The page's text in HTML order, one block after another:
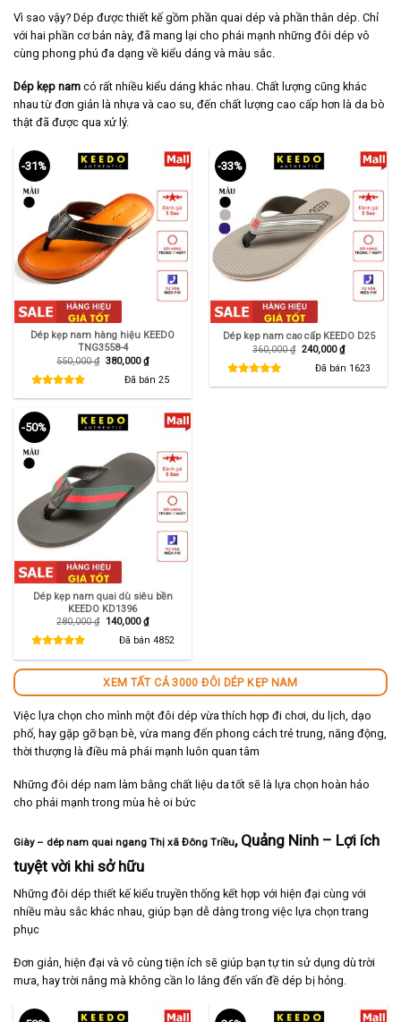
Vì sao vậy? Dép được thiết kế gồm phần quai dép và phần thân dép. Chỉ
với hai phần cơ bản này, đã mang lại cho phái mạnh những đôi dép vô
cùng phong phú đa dạng về kiểu dáng và màu sắc.
Dép kẹp nam có rất nhiều kiểu dáng khác nhau. Chất lượng cũng khác
nhau từ đơn giản là nhựa và cao su, đến chất lượng cao cấp hơn là da bò
thật đã được qua xử lý.
-31%
Dép kẹp nam hàng hiệu KEEDO
TNG3558-4
550,000₫ Giá
550,000 ₫.
380,000₫Giá
hiện
tại
là:
Đã bán 25
-33%
Dép kẹp nam cao cấp KEEDO D25
360,000₫ Giá
360,000 ₫.
240,000₫Giá
hiện
tại
là:
Đã bán 1623
-50%
Dép kẹp nam quai dù siêu bền
KEEDO KD1396
280,000₫ Giá
140,000₫Giá
hiện
tại
Đã bán 4852
XEM TẤT CẢ 3000 ĐÔI DÉP KẸP NAM
Việc lựa chọn cho mình một đôi dép vừa thích hợp đi chơi, du lịch, dạo
phố, hay gặp gỡ bạn bè, vừa mang đến phong cách trẻ trung, năng động,
thời thượng là điều mà phái mạnh luôn quan tâm
Những đôi dép nam làm bằng chất liệu da tốt sẽ là lựa chọn hoàn hảo
cho phái mạnh trong mùa hè oi bức
Giày – dép nam quai ngang Thị xã Đông Triều, Quảng Ninh – Lợi ích
tuyệt vời khi sở hữu
Những đôi dép thiết kế kiểu truyền thống kết hợp với hiện đại cùng với
nhiều màu sắc khác nhau, giúp bạn dễ dàng trong việc lựa chọn trang
phục
Đơn giản, hiện đại và vô cùng tiện ích sẽ giúp bạn tự tin sử dụng dù trời
mưa, hay trời nắng mà không cần lo lắng đến vấn đề dép bị hỏng.